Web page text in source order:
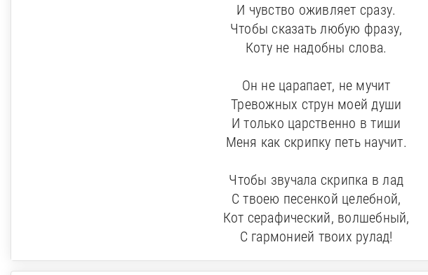
И чувство оживляет сразу.
Чтобы сказать любую фразу,
Коту не надобны слова.
Он не царапает, не мучит
Тревожных струн моей души
И только царственно в тиши
Меня как скрипку петь научит.
Чтобы звучала скрипка в лад
С твоею песенкой целебной,
Кот серафический, волшебный,
С гармонией твоих рулад!